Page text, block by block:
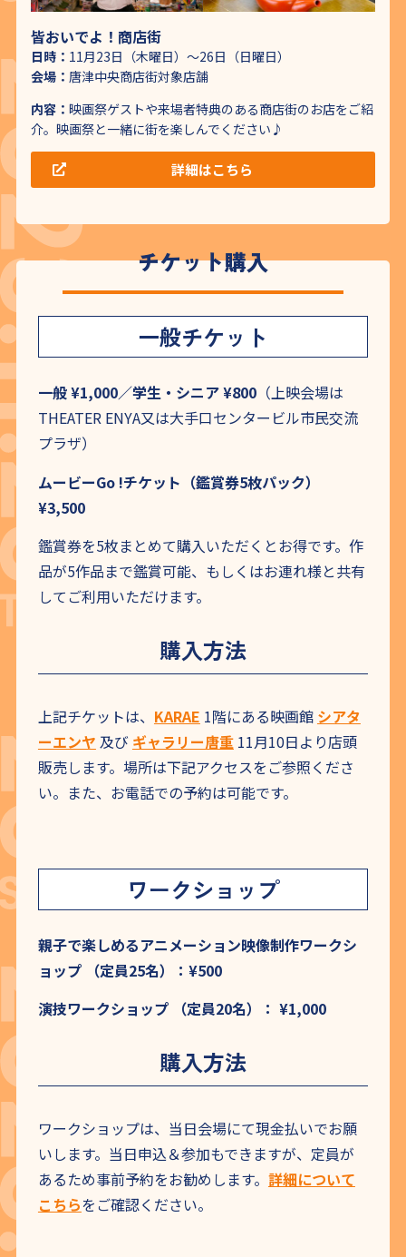
皆おいでよ！商店街
日時： 11月23日（木曜日）～26日（日曜日）
会場： 唐津中央商店街対象店舗
内容： 映画祭ゲストや来場者特典のある商店街のお店をご紹
介。映画祭と一緒に街を楽しんでください♪
詳細はこちら
チケット購入
一般チケット
一般 ¥1,000／学生・シニア ¥800（上映会場は
THEATER ENYA又は大手口センタービル市民交流
プラザ）
ムービーGo !チケット（鑑賞券5枚パック）
¥3,500
鑑賞券を5枚まとめて購入いただくとお得です。作
品が5作品まで鑑賞可能、もしくはお連れ様と共有
してご利用いただけます。
購入方法
上記チケットは、 KARAE 1階にある映画館 シアタ
ーエンヤ 及び ギャラリー唐重11月10日より店頭
販売します。場所は下記アクセスをご参照くださ
い。また、お電話での予約は可能です。
ワークショップ
親子で楽しめるアニメーション映像制作ワークシ
ョップ （定員25名）：¥500
演技ワークショップ （定員20名）： ¥1,000
購入方法
ワークショップは、当日会場にて現金払いでお願
いします。当日申込＆参加もできますが、定員が
あるため事前予約をお勧めします。 詳細について
こちらをご確認ください。